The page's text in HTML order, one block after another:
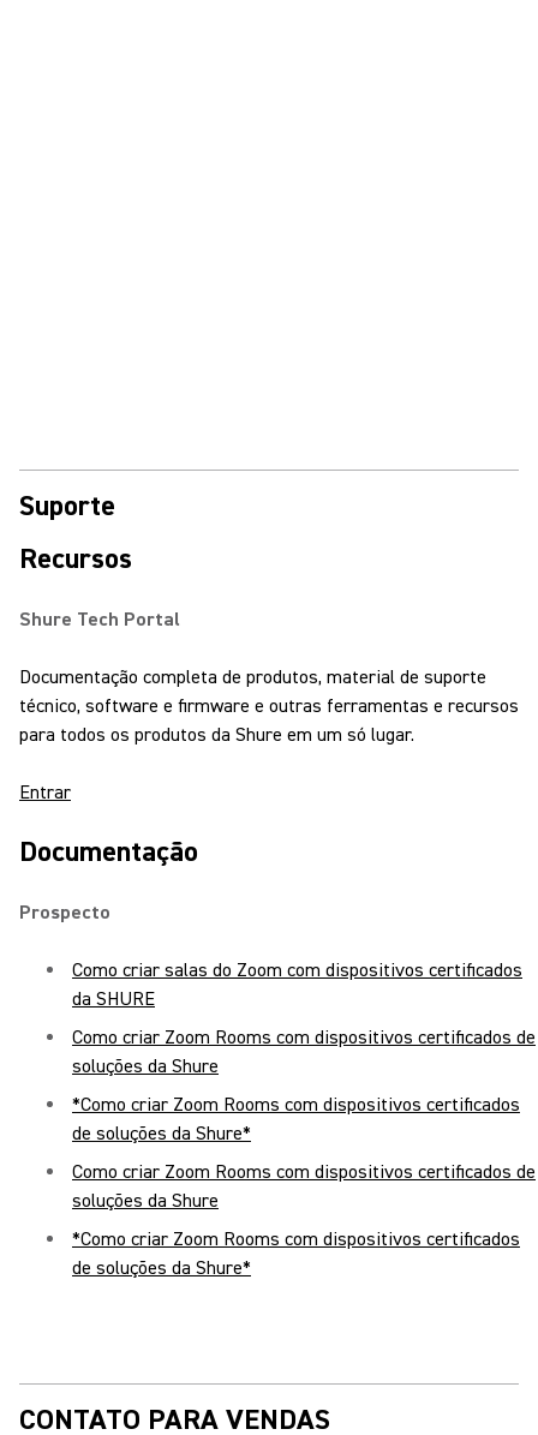
Suporte
Recursos
Shure Tech Portal
Documentação completa de produtos, material de suporte
técnico, software e firmware e outras ferramentas e recursos
para todos os produtos da Shure em um só lugar.
Entrar
Documentação
Prospecto
Como criar salas do Zoom com dispositivos certificados
da SHURE
Como criar Zoom Rooms com dispositivos certificados de
soluções da Shure
*Como criar Zoom Rooms com dispositivos certificados
de soluções da Shure*
Como criar Zoom Rooms com dispositivos certificados de
soluções da Shure
*Como criar Zoom Rooms com dispositivos certificados
de soluções da Shure*
CONTATO PARA VENDAS